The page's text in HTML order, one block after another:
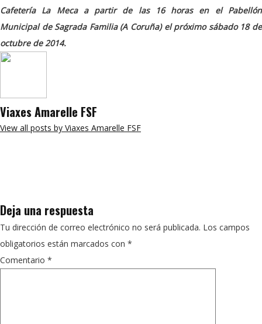
Cafetería La Meca a partir de las 16 horas en el Pabellón
Municipal de Sagrada Familia (A Coruña) el próximo sábado 18 de
octubre de 2014.
Viaxes Amarelle FSF
View all posts by Viaxes Amarelle FSF
Deja una respuesta
Tu dirección de correo electrónico no será publicada. Los campos
obligatorios están marcados con *
Comentario *